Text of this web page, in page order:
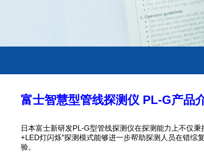
富士智慧型管线探测仪 PL-G产品
日本富士新研发PL-G型管线探测仪在探测能力上不仅
+LED灯闪烁”探测模式能够进一步帮助探测人员在错
验。